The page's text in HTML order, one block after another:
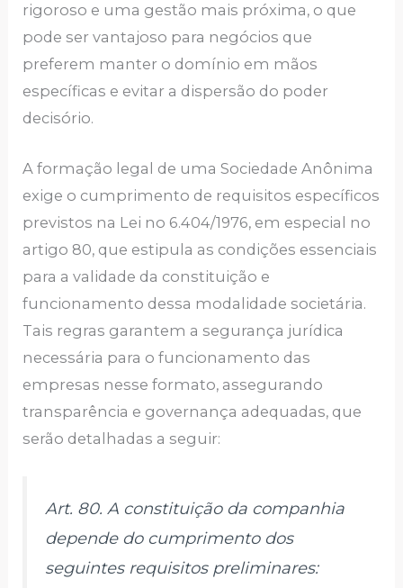
rigoroso e uma gestão mais próxima, o que
pode ser vantajoso para negócios que
preferem manter o domínio em mãos
específicas e evitar a dispersão do poder
decisório.
A formação legal de uma Sociedade Anônima
exige o cumprimento de requisitos específicos
previstos na Lei no 6.404/1976, em especial no
artigo 80, que estipula as condições essenciais
para a validade da constituição e
funcionamento dessa modalidade societária.
Tais regras garantem a segurança jurídica
necessária para o funcionamento das
empresas nesse formato, assegurando
transparência e governança adequadas, que
serão detalhadas a seguir:
Art. 80. A constituição da companhia
depende do cumprimento dos
seguintes requisitos preliminares: